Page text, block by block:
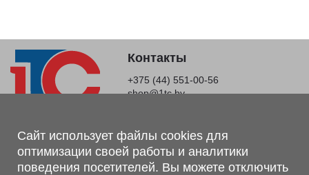
Контакты
+375 (44) 551-00-56
shop@1tc.by
Магазин, склад
г. Минск, Минский р-н, п. Привольный, ул. Мира, 20А,
223062
Сайт использует файлы cookies для
оптимизации своей работы и аналитики
поведения посетителей. Вы можете отключить